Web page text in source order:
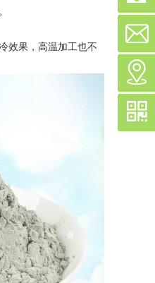
效果，高温加工也不